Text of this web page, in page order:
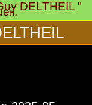
DELTHEIL "